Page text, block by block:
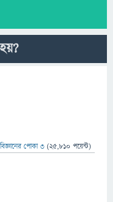
বিজ্ঞানের পোকা ৩ (25,810 পয়েন্ট)